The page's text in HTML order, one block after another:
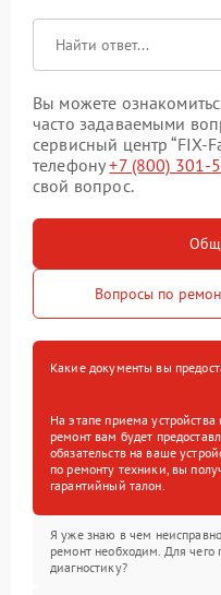
Вы можете
часто задаваемыми
сервисный центр “FIX-
телефону+7 (800) 301-
свой вопрос.
Вопросы по
Какие документы вы
На этапе приема
ремонт вам будет
обязательств на ваше
по ремонту техники, вы
гарантийный талон.
Я уже знаю в чем
ремонт необходим. Для чего
диагностику?